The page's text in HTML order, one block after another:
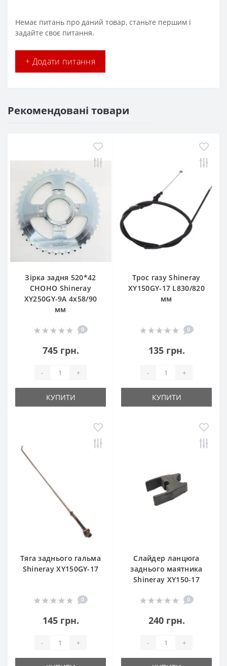
Немає питань про даний товар, станьте першим і
задайте своє питання.
+ Додати питання
Рекомендовані товари
Зірка задня 520*42
CHOHO Shineray
XY250GY-9A 4x58/90
мм
0
745 грн.
- +
КУПИТИ
Трос газу Shineray
XY150GY-17 L830/820
мм
0
135 грн.
- +
КУПИТИ
Тяга заднього гальма
Shineray XY150GY-17
0
145 грн.
- +
Слайдер ланцюга
заднього маятника
Shineray XY150-17
0
240 грн.
- +